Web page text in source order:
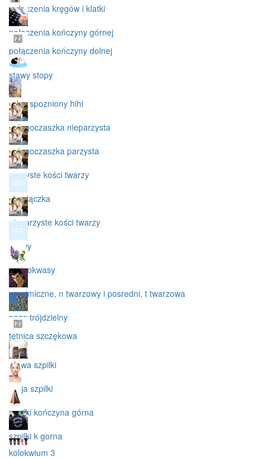
połączenia kręgów i klatki
połączenia kończyny górnej
połączenia kończyny dolnej
stawy stopy
adas spozniony hihi
mózgoczaszka nieparzysta
mózgoczaszka parzysta
parzyste kości twarzy
ciemiączka
nieparzyste kości twarzy
nerwy
aminokwasy
m mimiczne, n twarzowy i posredni, t twarzowa
nerw trójdzielny
tętnica szczękowa
głowa szpilki
szyja szpilki
szpilki kończyna górna
szpilki k gorna
kolokwium 3